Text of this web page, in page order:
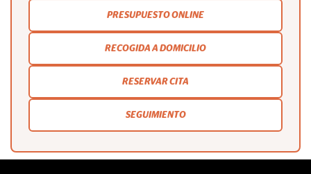
PRESUPUESTO ONLINE
RECOGIDA A DOMICILIO
RESERVAR CITA
SEGUIMIENTO